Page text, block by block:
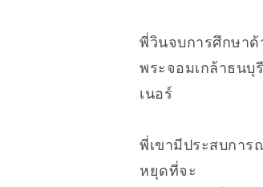
พี่วินจบการศึกษาด้
พระจอมเกล้าธนบุ
เนอร์
พี่เขามีประสบการ
หยุดที่จะ